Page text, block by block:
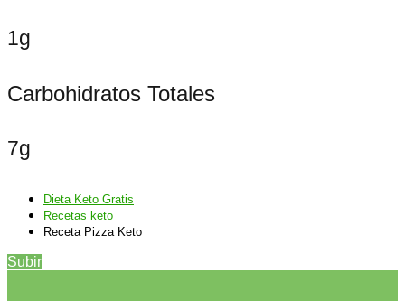
1g
Carbohidratos Totales
7g
Dieta Keto Gratis
Recetas keto
Receta Pizza Keto
Subir